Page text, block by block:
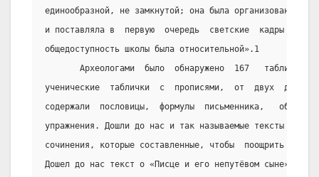
единообразной, не замкнутой; она была организована
и поставляла в  первую  очередь  светские  кадры
общедоступность школы была относительной».1
Археологами  было  обнаружено  167   табличек.
ученические  таблички  с  прописями,  от  двух  до
содержали  пословицы,  формулы  письменника,
упражнения. Дошли до нас и так называемые тексты  Э-
сочинения, которые составленные, чтобы  поощрить
Дошел до нас текст о «Писце и его непутёвом сыне» и